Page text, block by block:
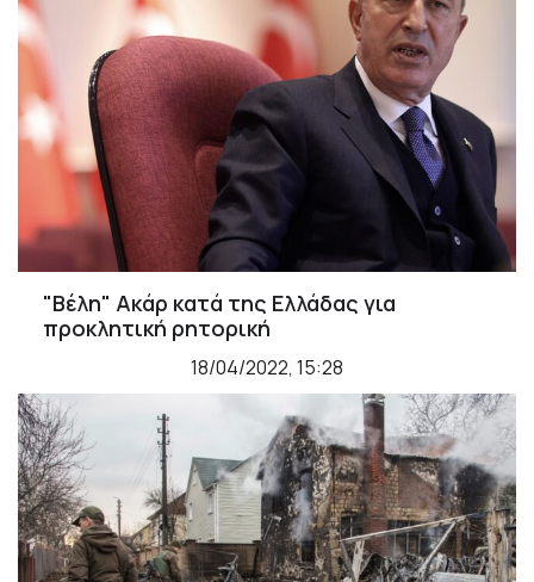
"Βέλη" Ακάρ κατά της Ελλάδας για
προκλητική ρητορική
18/04/2022, 15:28